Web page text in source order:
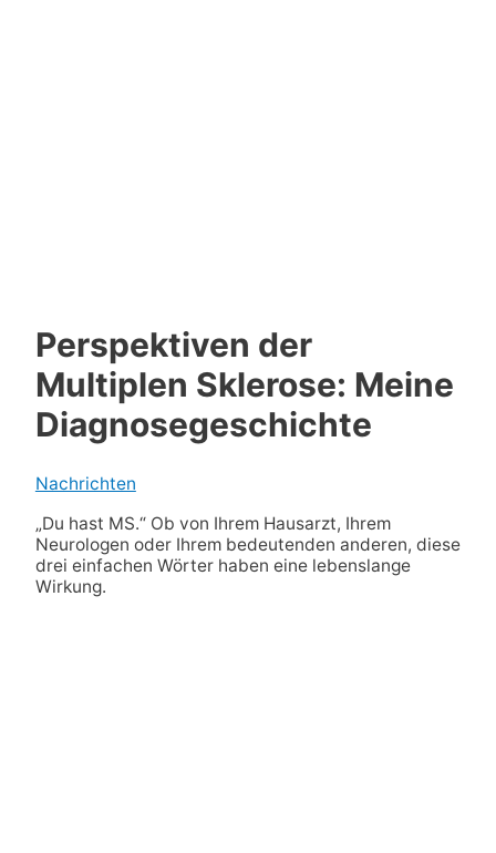
Perspektiven der
Multiplen Sklerose: Meine
Diagnosegeschichte
Nachrichten
„Du hast MS.“ Ob von Ihrem Hausarzt, Ihrem
Neurologen oder Ihrem bedeutenden anderen, diese
drei einfachen Wörter haben eine lebenslange
Wirkung.